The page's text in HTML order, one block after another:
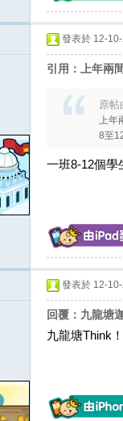
發表於 12-
引用：上年兩
原
上年
8至
一班8-12個學
發表於 12-
回覆：九龍塘
九龍塘Think